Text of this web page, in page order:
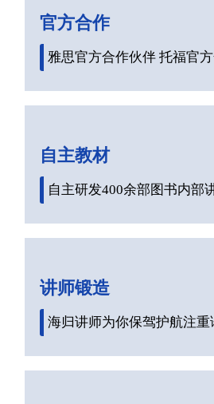
官方合作
雅思官方合作伙伴 托福官
自主教材
自主研发400余部图书内部
讲师锻造
海归讲师为你保驾护航注重